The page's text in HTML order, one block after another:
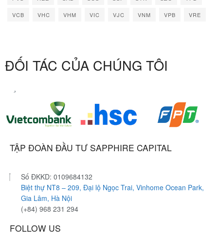
VCB VHC VHM VIC VJC VNM VPB VRE
ĐỐI TÁC CỦA CHÚNG TÔI
TẬP ĐOÀN ĐẦU TƯ SAPPHIRE CAPITAL
Số ĐKKD: 0109684132
Biệt thự NT8 – 209, Đại lộ Ngọc Trai, Vinhome Ocean Park,
Gia Lâm, Hà Nội
(+84) 968 231 294
FOLLOW US